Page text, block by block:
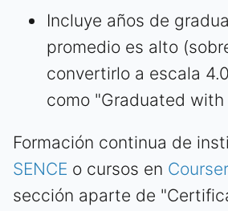
Incluye años de
promedio es alto
convertirlo a escala
como "Graduated with
Formación continua de
SENCE o cursos en
sección aparte de